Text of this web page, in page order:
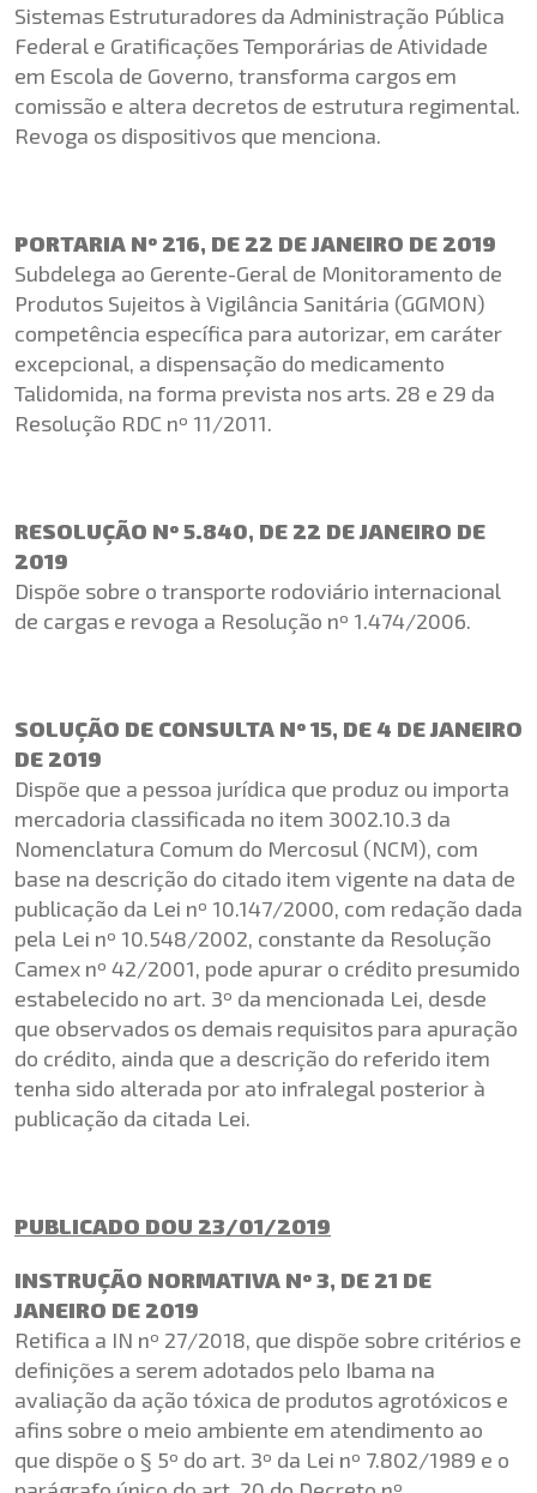
Sistemas Estruturadores da Administração Pública
Federal e Gratificações Temporárias de Atividade
em Escola de Governo, transforma cargos em
comissão e altera decretos de estrutura regimental.
Revoga os dispositivos que menciona.
PORTARIA Nº 216, DE 22 DE JANEIRO DE 2019
Subdelega ao Gerente-Geral de Monitoramento de
Produtos Sujeitos à Vigilância Sanitária (GGMON)
competência específica para autorizar, em caráter
excepcional, a dispensação do medicamento
Talidomida, na forma prevista nos arts. 28 e 29 da
Resolução RDC nº 11/2011.
RESOLUÇÃO Nº 5.840, DE 22 DE JANEIRO DE
2019
Dispõe sobre o transporte rodoviário internacional
de cargas e revoga a Resolução nº 1.474/2006.
SOLUÇÃO DE CONSULTA Nº 15, DE 4 DE JANEIRO
DE 2019
Dispõe que a pessoa jurídica que produz ou importa
mercadoria classificada no item 3002.10.3 da
Nomenclatura Comum do Mercosul (NCM), com
base na descrição do citado item vigente na data de
publicação da Lei nº 10.147/2000, com redação dada
pela Lei nº 10.548/2002, constante da Resolução
Camex nº 42/2001, pode apurar o crédito presumido
estabelecido no art. 3º da mencionada Lei, desde
que observados os demais requisitos para apuração
do crédito, ainda que a descrição do referido item
tenha sido alterada por ato infralegal posterior à
publicação da citada Lei.
PUBLICADO DOU 23/01/2019
INSTRUÇÃO NORMATIVA Nº 3, DE 21 DE
JANEIRO DE 2019
Retifica a IN nº 27/2018, que dispõe sobre critérios e
definições a serem adotados pelo Ibama na
avaliação da ação tóxica de produtos agrotóxicos e
afins sobre o meio ambiente em atendimento ao
que dispõe o § 5º do art. 3º da Lei nº 7.802/1989 e o